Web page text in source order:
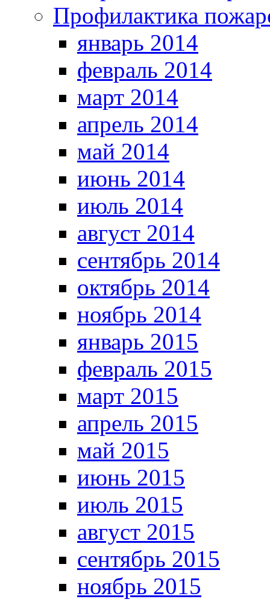
Профилактика
январь 2014
февраль 2014
март 2014
апрель 2014
май 2014
июнь 2014
июль 2014
август 2014
сентябрь 2014
октябрь 2014
ноябрь 2014
январь 2015
февраль 2015
март 2015
апрель 2015
май 2015
июнь 2015
июль 2015
август 2015
сентябрь 2015
ноябрь 2015